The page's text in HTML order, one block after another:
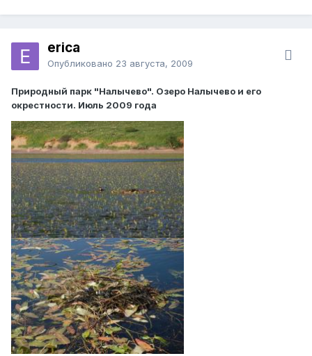
erica
Опубликовано 23 августа, 2009
Природный парк "Налычево". Озеро Налычево и его
окрестности. Июль 2009 года